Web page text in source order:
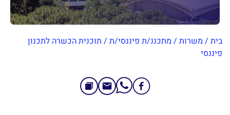
בית / משרות / מתכננ/ת פיננסי/ת / תוכנית הכשרה לתכנון
פיננסי